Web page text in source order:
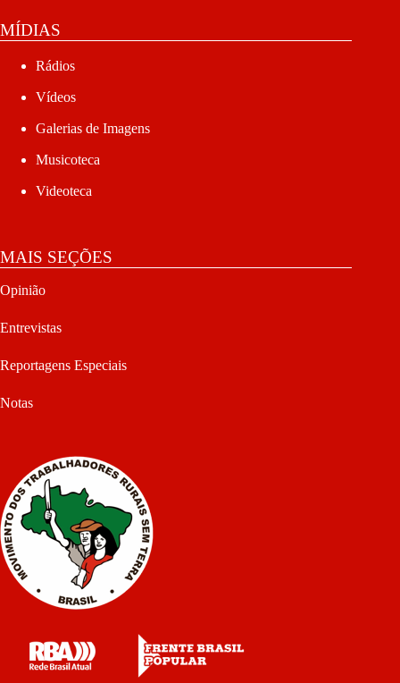
MÍDIAS
Rádios
Vídeos
Galerias de Imagens
Musicoteca
Videoteca
MAIS SEÇÕES
Opinião
Entrevistas
Reportagens Especiais
Notas